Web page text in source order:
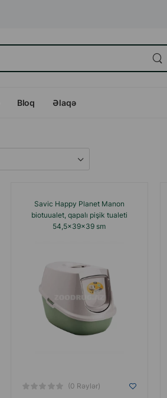
Bloq Əlaqə
Savic Happy Planet Manon
biotuualet, qapalı pişik tualeti
54,5x39x39 sm
(0 Rəylər)